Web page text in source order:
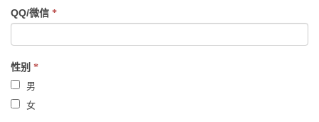
QQ/微信 *
性别 *
男
女